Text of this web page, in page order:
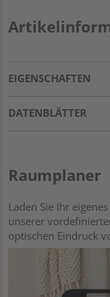
EIGENSCHAFTEN
DATENBLÄTTER
Raumplaner
Laden Sie Ihr
unserer
optischen Eindruck